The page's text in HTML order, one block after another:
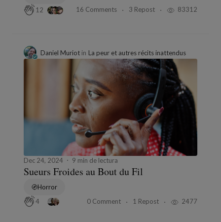
12
16 Comments 3 Repost 83312
Daniel Muriot in La peur et autres récits inattendus
Dec 24, 2024 9 min de lectura
Sueurs Froides au Bout du Fil
Horror
4
0 Comment 1 Repost 2477